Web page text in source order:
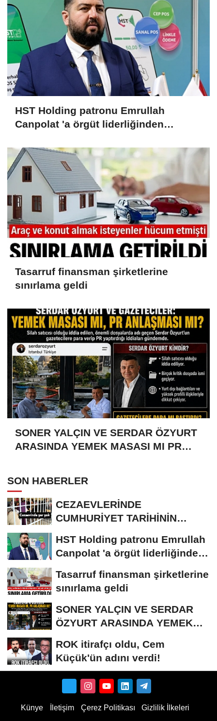
HST Holding patronu Emrullah
Canpolat 'a örgüt liderliğinden
malvarlığına el konuldu
Tasarruf finansman şirketlerine
sınırlama geldi
SONER YALÇIN VE SERDAR ÖZYURT
ARASINDA YEMEK MASASI MI PR
SON HABERLER
CEZAEVLERİNDE
CUMHURİYET TARİHİNİN
KİŞİ...
HST Holding patronu Emrullah
Canpolat 'a örgüt liderliğinden
Tasarruf finansman şirketlerine
sınırlama geldi
SONER YALÇIN VE SERDAR
ÖZYURT ARASINDA YEMEK
ROK itirafçı oldu, Cem
Küçük'ün adını verdi!
Künye İletişim Çerez Politikası Gizlilik İlkeleri